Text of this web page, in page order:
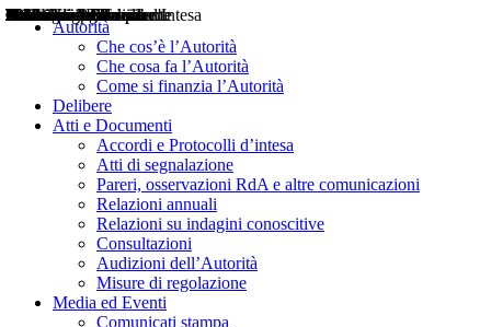
Autorità
Che cos’è l’Autorità
Che cosa fa l’Autorità
Come si finanzia l’Autorità
Delibere
Atti e Documenti
Accordi e Protocolli d’intesa
Atti di segnalazione
Pareri, osservazioni RdA e altre comunicazioni
Relazioni annuali
Relazioni su indagini conoscitive
Consultazioni
Audizioni dell’Autorità
Misure di regolazione
Media ed Eventi
Comunicati stampa
Delibere
Pareri
Consultazioni
Audizioni
Atti di Segnalazione
Accordi e Protocolli d'Intesa
Relazioni annuali
Misure di regolazione
Notizie
Comunicati Stampa
Bollettini ART
Convegni ART
Interviste del Presidente
Articoli in primo piano
Interventi del Presidente
2004
2005
2010
2013
2014
2015
2016
2017
2018
2019
202
2020
2021
2022
2023
2024
2025
2026
Aereo
Marittimo
Terrestre